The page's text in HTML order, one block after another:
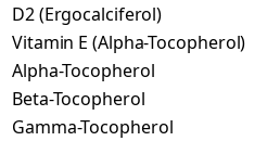
D2 (Ergocalciferol)
Vitamin E (Alpha-Tocopherol)
Alpha-Tocopherol
Beta-Tocopherol
Gamma-Tocopherol